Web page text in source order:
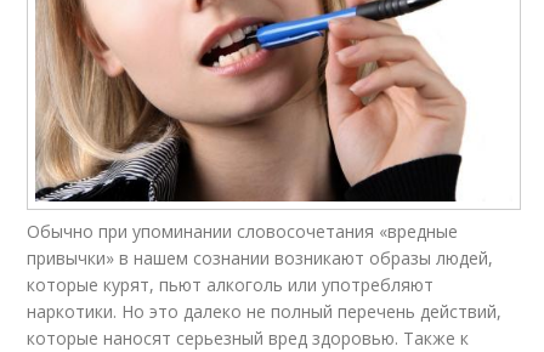
Обычно при упоминании словосочетания «вредные
привычки» в нашем сознании возникают образы людей,
которые курят, пьют алкоголь или употребляют
наркотики. Но это далеко не полный перечень действий,
которые наносят серьезный вред здоровью. Также к